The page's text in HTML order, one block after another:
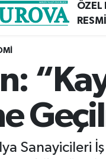
ÖZEL
Sanayicileri